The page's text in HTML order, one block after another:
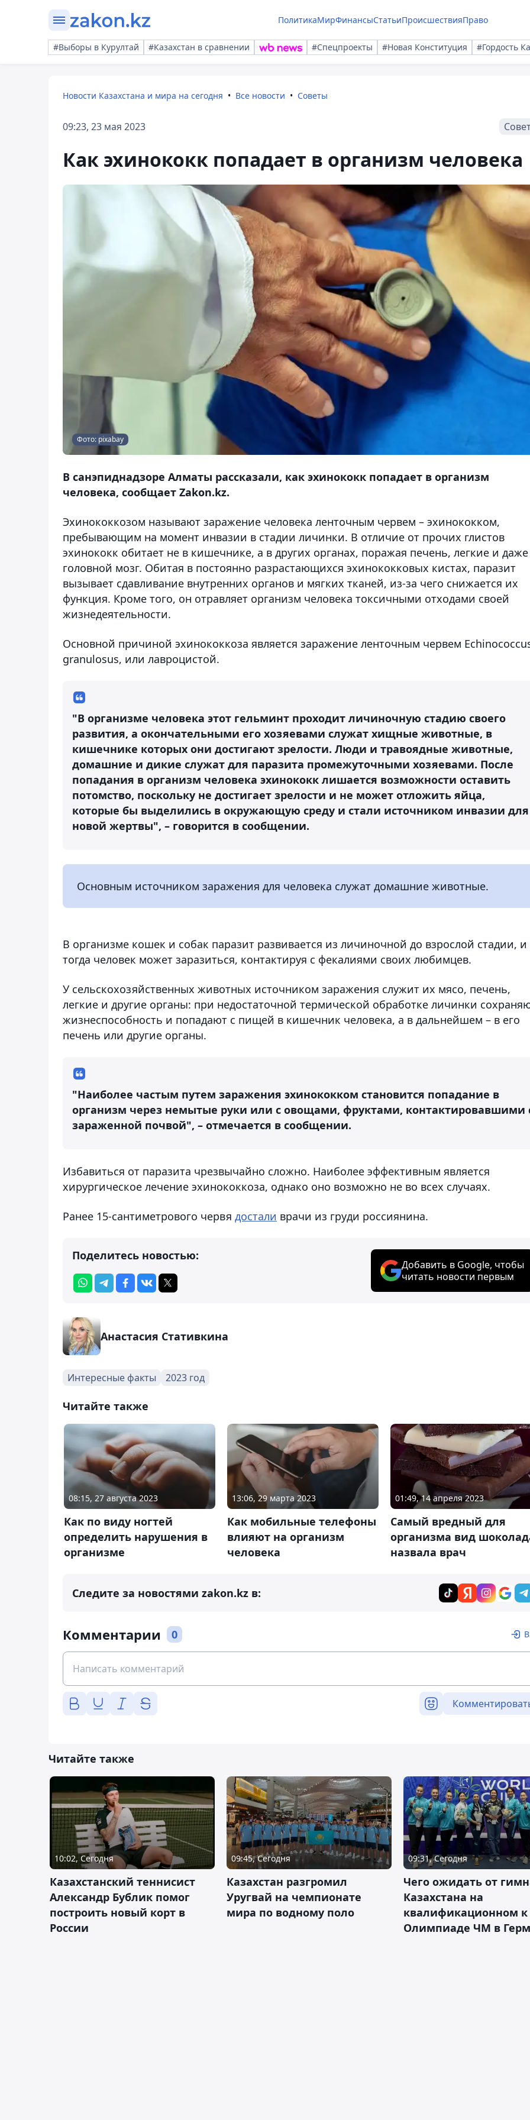
ПолитикаМирФинансыСтатьиПроисшествияПраво
#Выборы в Курултай #Казахстан в сравнении #Спецпроекты #Новая Конституция #Гордость
Новости Казахстана и мира на сегодня Все новости Советы
09:23, 23 мая 2023
Как эхинококк попадает в организм человека
Фото: pixabay
В санэпиднадзоре Алматы рассказали, как эхинококк попадает в организм
человека, сообщает Zakon.kz.
Эхинококкозом называют заражение человека ленточным червем – эхинококком,
пребывающим на момент инвазии в стадии личинки. В отличие от прочих глистов
эхинококк обитает не в кишечнике, а в других органах, поражая печень, легкие и даже
головной мозг. Обитая в постоянно разрастающихся эхинококковых кистах, паразит
вызывает сдавливание внутренних органов и мягких тканей, из-за чего снижается их
функция. Кроме того, он отравляет организм человека токсичными отходами своей
жизнедеятельности.
Основной причиной эхинококкоза является заражение ленточным червем
granulosus, или лавроцистой.
"В организме человека этот гельминт проходит личиночную стадию своего
развития, а окончательными его хозяевами служат хищные животные, в
кишечнике которых они достигают зрелости. Люди и травоядные животные,
домашние и дикие служат для паразита промежуточными хозяевами. После
попадания в организм человека эхинококк лишается возможности оставить
потомство, поскольку не достигает зрелости и не может отложить яйца,
которые бы выделились в окружающую среду и стали источником инвазии для
новой жертвы", – говорится в сообщении.
Основным источником заражения для человека служат домашние животные.
В организме кошек и собак паразит развивается из личиночной до взрослой стадии, и
тогда человек может заразиться, контактируя с фекалиями своих любимцев.
У сельскохозяйственных животных источником заражения служит их мясо, печень,
легкие и другие органы: при недостаточной термической обработке личинки
жизнеспособность и попадают с пищей в кишечник человека, а в дальнейшем – в его
печень или другие органы.
"Наиболее частым путем заражения эхинококком становится попадание в
организм через немытые руки или с овощами, фруктами, контактировавшими
зараженной почвой", – отмечается в сообщении.
Избавиться от паразита чрезвычайно сложно. Наиболее эффективным является
хирургическое лечение эхинококкоза, однако оно возможно не во всех случаях.
Ранее 15-сантиметрового червя достали врачи из груди россиянина.
Поделитесь новостью:
Добавить в Google, чтобы
читать новости первым
Анастасия Стативкина
Интересные факты 2023 год
Читайте также
08:15, 27 августа 2023
Как по виду ногтей
определить нарушения в
организме
13:06, 29 марта 2023
Как мобильные телефоны
влияют на организм
человека
01:49, 14 апреля 2023
Самый вредный для
организма вид
назвала врач
Следите за новостями zakon.kz в:
Комментарии 0
Читайте также
10:02, Сегодня
Казахстанский теннисист
Александр Бублик помог
построить новый корт в
России
09:45, Сегодня
Казахстан разгромил
Уругвай на чемпионате
мира по водному поло
09:31, Сегодня
Чего ожидать от
Казахстана на
квалификационном к
Олимпиаде ЧМ в